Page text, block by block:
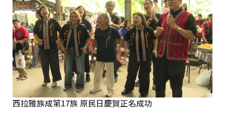
西拉雅族成第17族 原民日慶賀正名成功